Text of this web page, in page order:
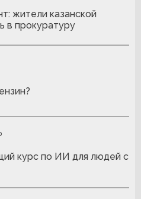
жители казанской
в прокуратуру
курс по ИИ для людей с